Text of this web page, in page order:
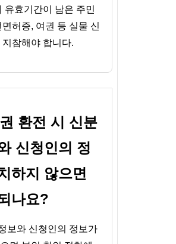
유효기간이 남은 주민
허증, 여권 등 실물 신
참해야 합니다.
환전 시 신분
신청인의 정
하지 않으면
나요?
보와 신청인의 정보가